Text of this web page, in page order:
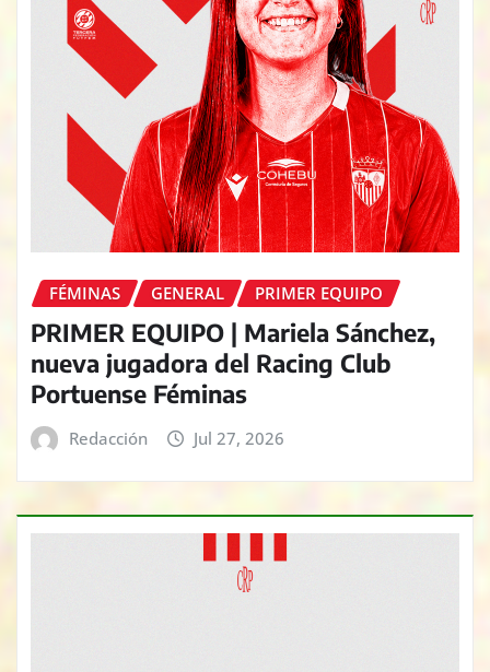
FÉMINAS GENERAL PRIMER EQUIPO
PRIMER EQUIPO | Mariela Sánchez,
nueva jugadora del Racing Club
Portuense Féminas
Redacción Jul 27, 2026